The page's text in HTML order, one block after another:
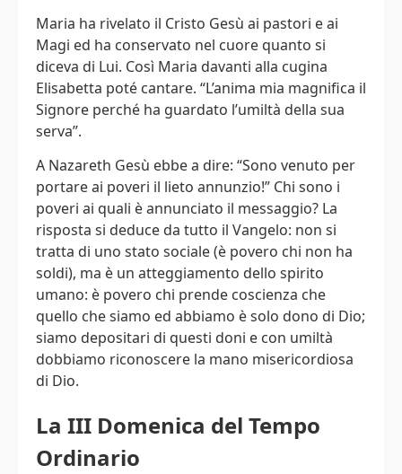
Maria ha rivelato il Cristo Gesù ai pastori e ai
Magi ed ha conservato nel cuore quanto si
diceva di Lui. Così Maria davanti alla cugina
Elisabetta poté cantare. “L’anima mia magnifica il
Signore perché ha guardato l’umiltà della sua
serva”.
A Nazareth Gesù ebbe a dire: “Sono venuto per
portare ai poveri il lieto annunzio!” Chi sono i
poveri ai quali è annunciato il messaggio? La
risposta si deduce da tutto il Vangelo: non si
tratta di uno stato sociale (è povero chi non ha
soldi), ma è un atteggiamento dello spirito
umano: è povero chi prende coscienza che
quello che siamo ed abbiamo è solo dono di Dio;
siamo depositari di questi doni e con umiltà
dobbiamo riconoscere la mano misericordiosa
di Dio.
La III Domenica del Tempo
Ordinario